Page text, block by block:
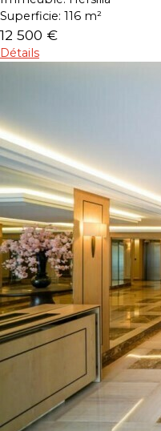
Superficie: 116 m²
12 500 €
Détails